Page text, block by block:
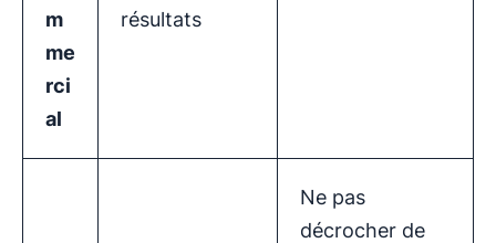
m
me
rci
al
résultats
Ne pas
décrocher de